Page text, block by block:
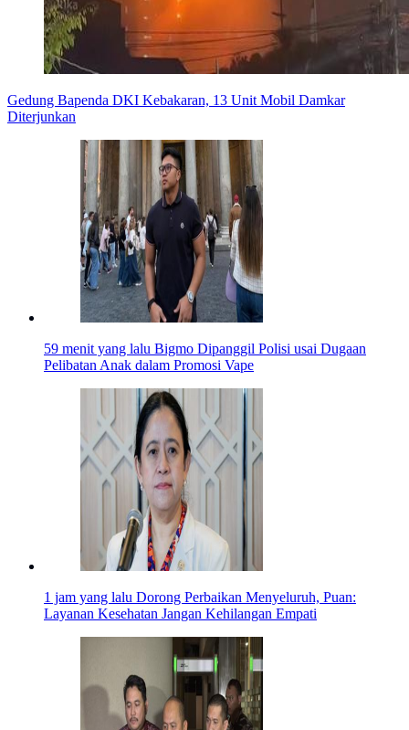
Gedung Bapenda DKI Kebakaran, 13 Unit Mobil Damkar
Diterjunkan
59 menit yang lalu Bigmo Dipanggil Polisi usai Dugaan
Pelibatan Anak dalam Promosi Vape
1 jam yang lalu Dorong Perbaikan Menyeluruh, Puan:
Layanan Kesehatan Jangan Kehilangan Empati